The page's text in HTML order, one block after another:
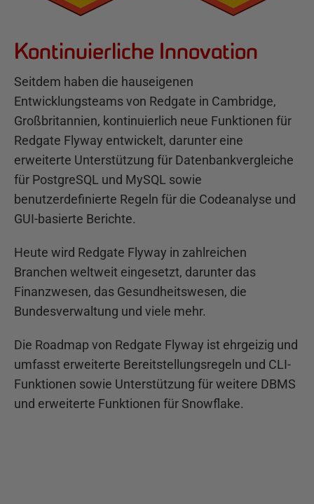
Kontinuierliche Innovation
Seitdem haben die hauseigenen
Entwicklungsteams von Redgate in Cambridge,
Großbritannien, kontinuierlich neue Funktionen für
Redgate Flyway entwickelt, darunter eine
erweiterte Unterstützung für Datenbankvergleiche
für PostgreSQL und MySQL sowie
benutzerdefinierte Regeln für die Codeanalyse und
GUI-basierte Berichte.
Heute wird Redgate Flyway in zahlreichen
Branchen weltweit eingesetzt, darunter das
Finanzwesen, das Gesundheitswesen, die
Bundesverwaltung und viele mehr.
Die Roadmap von Redgate Flyway ist ehrgeizig und
umfasst erweiterte Bereitstellungsregeln und CLI-
Funktionen sowie Unterstützung für weitere DBMS
und erweiterte Funktionen für Snowflake.